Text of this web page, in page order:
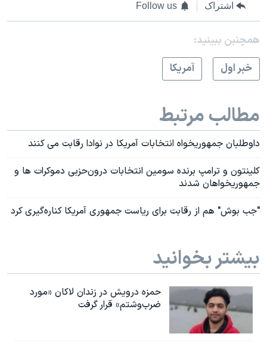
اشتراک Follow us
همچنبن ببینید:
خبر اول
آمريکا
مطالب مرتبط
داوطلبان جمهوریخواه انتخابات آمریکا در نوادا رقابت می کنند
کلینتون و ترامپ برنده سومین انتخابات درون‌حزبی دموکرات ها و
جمهوریخواهان شدند
"جب بوش" هم از رقابت برای ریاست جمهوری آمریکا کناره‌گیری کرد
بیشتر بخوانید
حمزه درویش در زندان لاکان «مورد
ضرب‌وشتم» قرار گرفت